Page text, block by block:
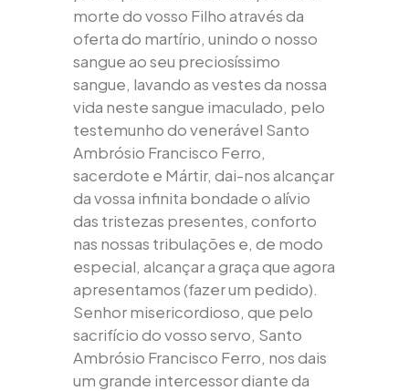
morte do vosso Filho através da
oferta do martírio, unindo o nosso
sangue ao seu preciosíssimo
sangue, lavando as vestes da nossa
vida neste sangue imaculado, pelo
testemunho do venerável Santo
Ambrósio Francisco Ferro,
sacerdote e Mártir, dai-nos alcançar
da vossa infinita bondade o alívio
das tristezas presentes, conforto
nas nossas tribulações e, de modo
especial, alcançar a graça que agora
apresentamos (fazer um pedido).
Senhor misericordioso, que pelo
sacrifício do vosso servo, Santo
Ambrósio Francisco Ferro, nos dais
um grande intercessor diante da